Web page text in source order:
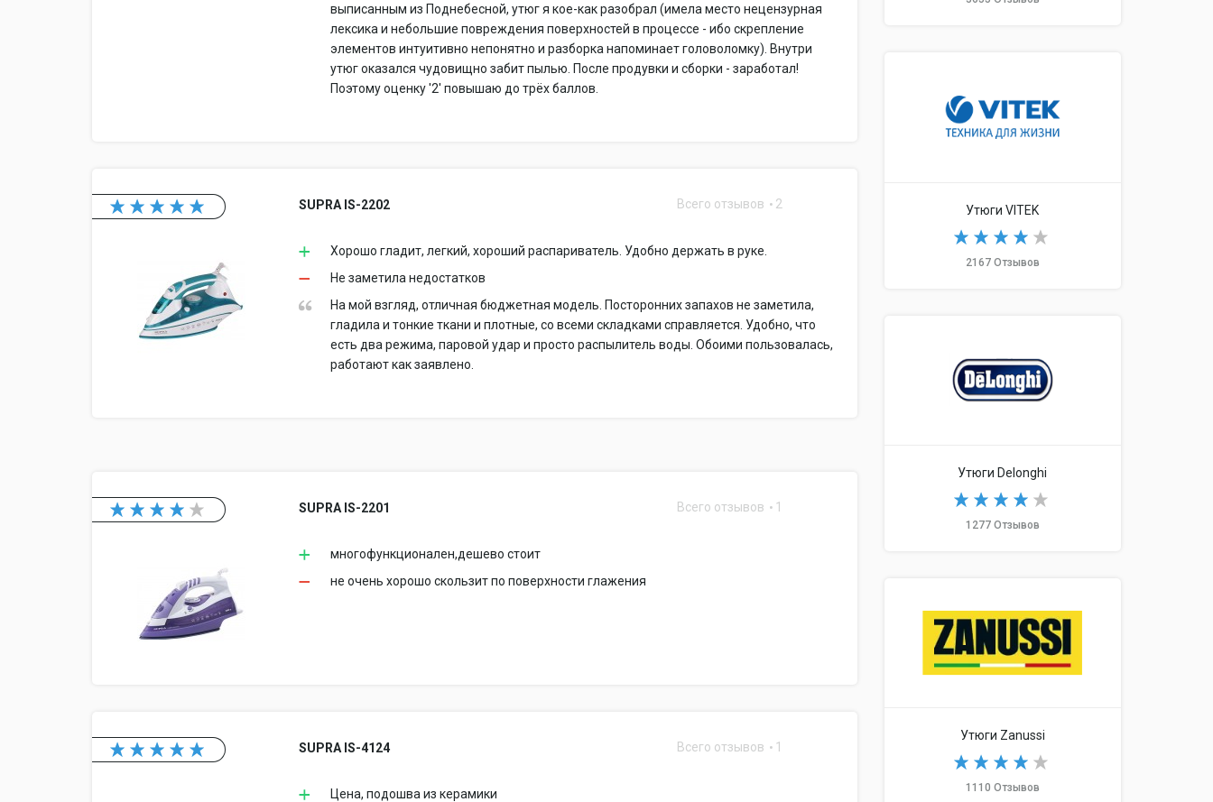
выписанным из Поднебесной, утюг я кое-как разобрал (имела место нецензурная
лексика и небольшие повреждения поверхностей в процессе - ибо скрепление
элементов интуитивно непонятно и разборка напоминает головоломку). Внутри
утюг оказался чудовищно забит пылью. После продувки и сборки - заработал!
Поэтому оценку '2' повышаю до трёх баллов.
SUPRA IS-2202 Всего отзывов 2
Хорошо гладит, легкий, хороший распариватель. Удобно держать в руке.
Не заметила недостатков
На мой взгляд, отличная бюджетная модель. Посторонних запахов не заметила,
гладила и тонкие ткани и плотные, со всеми складками справляется. Удобно, что
есть два режима, паровой удар и просто распылитель воды. Обоими пользовалась,
работают как заявлено.
SUPRA IS-2201 Всего отзывов 1
многофункционален,дешево стоит
не очень хорошо скользит по поверхности глажения
SUPRA IS-4124 Всего отзывов 1
Цена, подошва из керамики
Утюги VITEK
2167 Отзывов
Утюги Delonghi
1277 Отзывов
Утюги Zanussi
1110 Отзывов